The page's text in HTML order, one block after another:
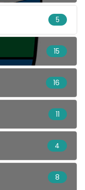
5
15
16
11
4
8